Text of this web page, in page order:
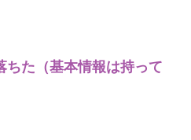
ちた（基本情報は持って